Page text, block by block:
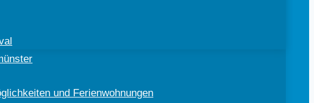
und Ferienwohnungen